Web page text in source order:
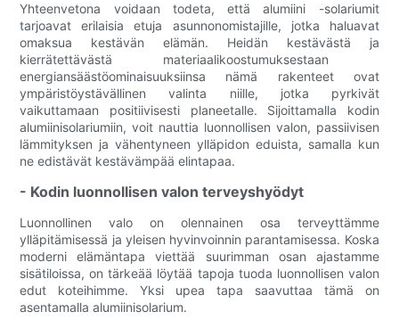
Yhteenvetona voidaan todeta, että alumiini -solariumit
tarjoavat erilaisia ​​etuja asunnonomistajille, jotka haluavat
omaksua kestävän elämän. Heidän kestävästä ja
kierrätettävästä materiaalikoostumuksestaan ​​
energiansäästöominaisuuksiinsa nämä rakenteet ovat
ympäristöystävällinen valinta niille, jotka pyrkivät
vaikuttamaan positiivisesti planeetalle. Sijoittamalla kodin
alumiinisolariumiin, voit nauttia luonnollisen valon, passiivisen
lämmityksen ja vähentyneen ylläpidon eduista, samalla kun
ne edistävät kestävämpää elintapaa.
- Kodin luonnollisen valon terveyshyödyt
Luonnollinen valo on olennainen osa terveyttämme
ylläpitämisessä ja yleisen hyvinvoinnin parantamisessa. Koska
moderni elämäntapa viettää suurimman osan ajastamme
sisätiloissa, on tärkeää löytää tapoja tuoda luonnollisen valon
edut koteihimme. Yksi upea tapa saavuttaa tämä on
asentamalla alumiinisolarium.